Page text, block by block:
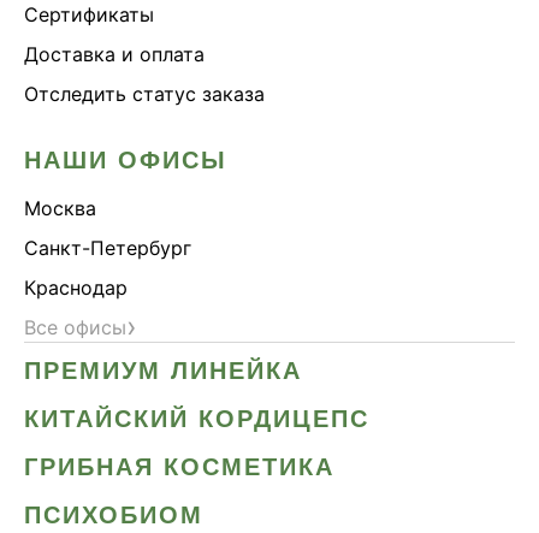
Сертификаты
Доставка и оплата
Отследить статус заказа
НАШИ ОФИСЫ
Москва
Санкт-Петербург
Краснодар
Все офисы›
ПРЕМИУМ ЛИНЕЙКА
КИТАЙСКИЙ КОРДИЦЕПС
ГРИБНАЯ КОСМЕТИКА
ПСИХОБИОМ